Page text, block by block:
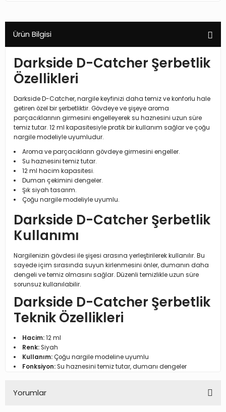
Ürün Bilgisi
Darkside D-Catcher Şerbetlik
Özellikleri
Darkside D-Catcher, nargile keyfinizi daha temiz ve konforlu hale
getiren özel bir şerbetliktir. Gövdeye ve şişeye aroma
parçacıklarının girmesini engelleyerek su haznesini uzun süre
temiz tutar. 12 ml kapasitesiyle pratik bir kullanım sağlar ve çoğu
nargile modeliyle uyumludur.
Aroma ve parçacıkların gövdeye girmesini engeller.
Su haznesini temiz tutar.
12 ml hacim kapasitesi.
Duman çekimini dengeler.
Şık siyah tasarım.
Çoğu nargile modeliyle uyumlu.
Darkside D-Catcher Şerbetlik
Kullanımı
Nargilenizin gövdesi ile şişesi arasına yerleştirilerek kullanılır. Bu
sayede içim sırasında suyun kirlenmesini önler, dumanın daha
dengeli ve temiz olmasını sağlar. Düzenli temizlikle uzun süre
sorunsuz kullanılabilir.
Darkside D-Catcher Şerbetlik
Teknik Özellikleri
Hacim:12 ml
Renk:Siyah
Kullanım:Çoğu nargile modeline uyumlu
Fonksiyon:Su haznesini temiz tutar, dumanı dengeler
Yorumlar